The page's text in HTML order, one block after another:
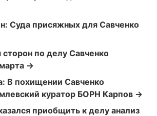
Суда присяжных для Савченко
сторон по делу Савченко
→
В похищении Савченко
куратор БОРН Карпов →
приобщить к делу анализ